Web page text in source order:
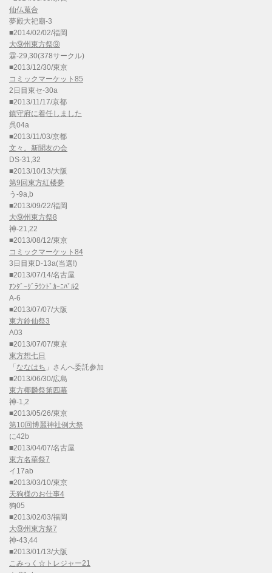
仙仏蒐合
夢殿大祀廟-3
■2014/02/02/福岡
大⑨州東方祭⑨
霖-29,30(378サークル)
■2013/12/30/東京
コミックマーケット85
2日目東セ-30a
■2013/11/17/京都
鎮守府に着任しました
呉04a
■2013/11/03/京都
文々。新聞友の会
DS-31,32
■2013/10/13/大阪
第9回東方紅楼夢
う-9a,b
■2013/09/22/福岡
大⑨州東方祭8
神-21,22
■2013/08/12/東京
コミックマーケット84
3日目東D-13a(当選!)
■2013/07/14/名古屋
ｱﾝﾀﾞｰｸﾞﾗｳﾝﾄﾞｶｰﾆﾊﾞﾙ2
A-6
■2013/07/07/大阪
東方鈴仙祭3
A03
■2013/07/07/東京
東方想七日
「 ななはち 」さんへ委託参加
■2013/06/30/広島
東方椰麟祭第四幕
神-1,2
■2013/05/26/東京
第10回博麗神社例大祭
に42b
■2013/04/07/名古屋
東方名華祭7
イ17ab
■2013/03/10/東京
天狗様のお仕事4
狗05
■2013/02/03/福岡
大⑨州東方祭7
神-43,44
■2013/01/13/大阪
こみっく☆トレジャー21